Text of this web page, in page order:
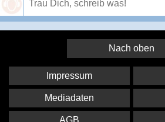
Nach oben
Impressum
Mediadaten